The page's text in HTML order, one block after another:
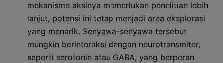
mekanisme aksinya memerlukan penelitian lebih
lanjut, potensi ini tetap menjadi area eksplorasi
yang menarik. Senyawa-senyawa tersebut
mungkin berinteraksi dengan neurotransmiter,
seperti serotonin atau GABA, yang berperan